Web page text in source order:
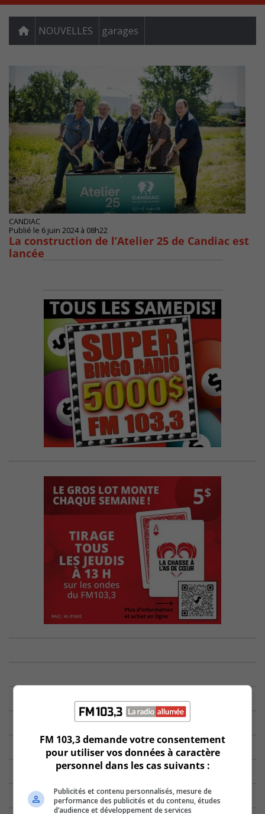
NOUVELLES garages
CANDIAC
Publié le 6 juin 2024 à 08h22
La construction de l’Atelier 25 de Candiac est
lancée
FM 103,3 demande votre consentement
pour utiliser vos données à caractère
personnel dans les cas suivants :
Publicités et contenu personnalisés, mesure de
performance des publicités et du contenu, études
d’audience et développement de services